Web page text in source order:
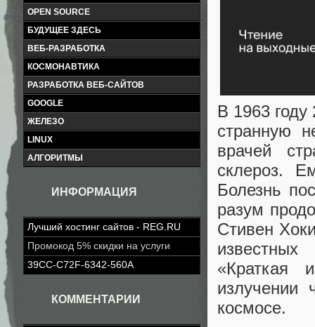
OPEN SOURCE
БУДУЩЕЕ ЗДЕСЬ
ВЕБ-РАЗРАБОТКА
КОСМОНАВТИКА
РАЗРАБОТКА ВЕБ-САЙТОВ
GOOGLE
ЖЕЛЕЗО
LINUX
АЛГОРИТМЫ
ИНФОРМАЦИЯ
Лучший хостинг сайтов - REG.RU
Промокод 5% скидки на услуги
39CC-C72F-6342-560A
КОММЕНТАРИИ
В 1963
странную
врачей
склероз.
Болезнь
разум
Стивен
известных
«Краткая
излучении
космосе.